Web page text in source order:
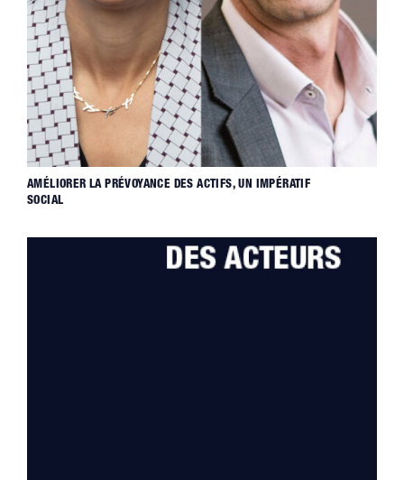
AMÉLIORER LA PRÉVOYANCE DES ACTIFS, UN IMPÉRATIF
SOCIAL